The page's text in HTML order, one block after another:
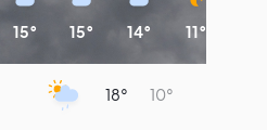
15° 15° 14° 11°
18° 10°